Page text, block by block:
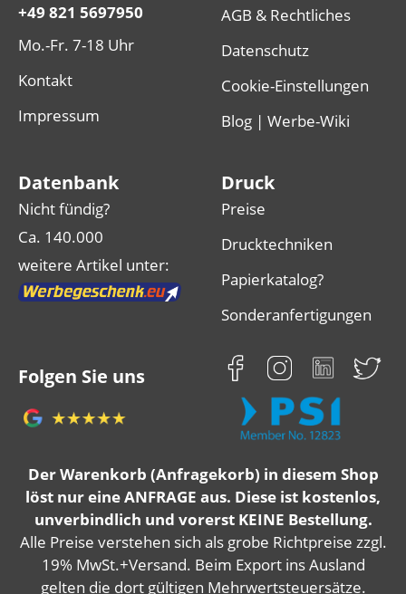
+49 821 5697950
Mo.-Fr. 7-18 Uhr
Kontakt
Impressum
AGB & Rechtliches
Datenschutz
Cookie-Einstellungen
Blog | Werbe-Wiki
Datenbank
Nicht fündig?
Ca. 140.000
weitere Artikel unter:
Druck
Preise
Drucktechniken
Papierkatalog?
Sonderanfertigungen
Folgen Sie uns
Der Warenkorb (Anfragekorb) in diesem Shop
löst nur eine ANFRAGE aus. Diese ist kostenlos,
unverbindlich und vorerst KEINE Bestellung.
Alle Preise verstehen sich als grobe Richtpreise zzgl.
19% MwSt.+Versand. Beim Export ins Ausland
gelten die dort gültigen Mehrwertsteuersätze.